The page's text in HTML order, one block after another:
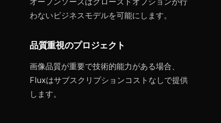
わないビジネスモデルを可能にします。
品質重視のプロジェクト
画像品質が重要で技術的能力がある場合、
Fluxはサブスクリプションコストなしで提供
します。